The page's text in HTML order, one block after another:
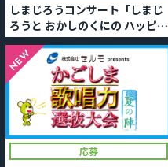
しまじろうコンサート「しまじ
ろうと おかしのくにの ハッピー
パーティー」
NEW
応募